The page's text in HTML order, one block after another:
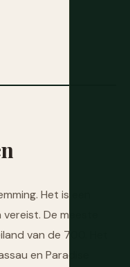
Het is een
De meeste
van de 700. Het
en Paradise